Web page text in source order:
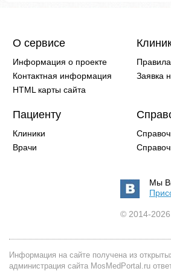
О сервисе
Информация о проекте
Контактная информация
HTML карты сайта
Заявка
Пациенту
Клиники
Врачи
Мы
© 2014-
Информация на сайте получена из
администрация сайта MosMedPortal.ru